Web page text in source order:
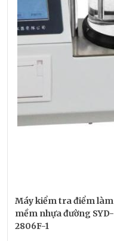
Máy kiểm tra điểm làm
mềm nhựa đường SYD-
2806F-1